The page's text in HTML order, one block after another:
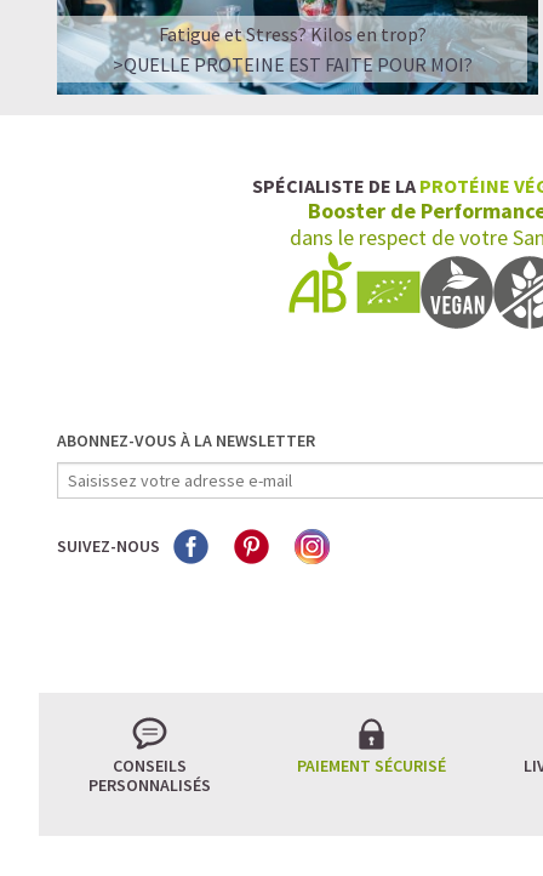
Fatigue et Stress? Kilos en trop?
>QUELLE PROTEINE EST FAITE POUR MOI?
SPÉCIALISTE DE LA PROTÉINE
Booster de
dans le respect de votre
ABONNEZ-VOUS À LA NEWSLETTER
SUIVEZ-NOUS
CONSEILS
PERSONNALISÉS
PAIEMENT SÉCURISÉ